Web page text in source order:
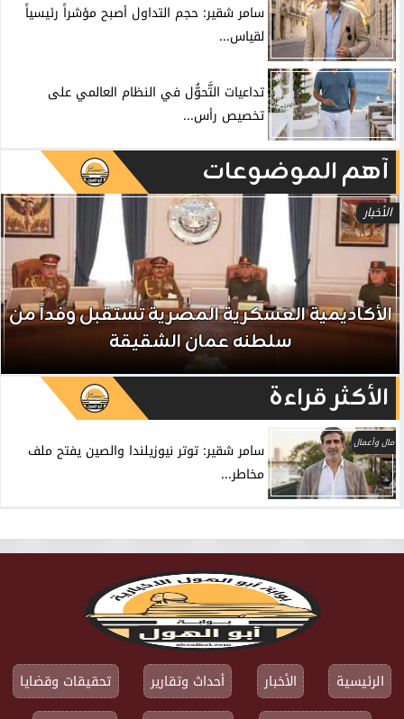
سامر شقير: حجم التداول أصبح مؤشراً رئيسياً
لقياس...
تداعيات التَّحوُّل في النظام العالمي على
تخصيص رأس...
آهم الموضوعات
الأخبار
الأكاديمية العسكرية المصرية تستقبل وفداً من
سلطنه عمان الشقيقة
الأكثر قراءة
مال وأعمال
سامر شقير: توتر نيوزيلندا والصين يفتح ملف
مخاطر...
الرئيسية الأخبار أحداث وتقارير
تحقيقات وقضايا